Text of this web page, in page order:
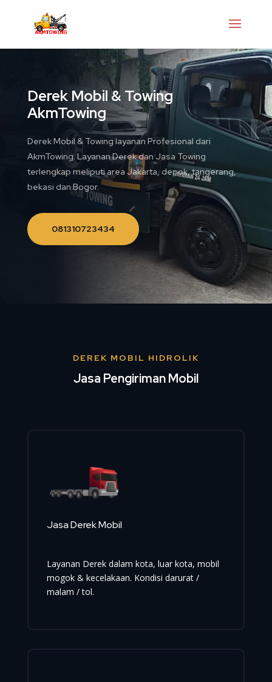
Derek Mobil & Towing
AkmTowing
Derek Mobil & Towing layanan Profesional dari
AkmTowing. Layanan Derek dan Jasa Towing
terlengkap meliputi area Jakarta, depok, tangerang,
bekasi dan Bogor.
081310723434
DEREK MOBIL HIDROLIK
Jasa Pengiriman Mobil
Jasa Derek Mobil
Layanan Derek dalam kota, luar kota, mobil
mogok & kecelakaan. Kondisi darurat /
malam / tol.